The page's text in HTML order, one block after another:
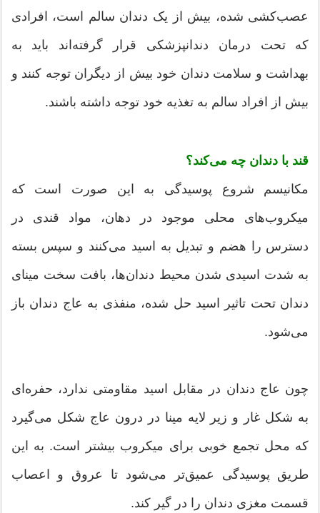
عصب‌کشی شده، بیش از یک دندان سالم است، افرادی
که تحت درمان دندانپزشکی قرار گرفته‌اند باید به
بهداشت و سلامت دندان خود بیش از دیگران توجه کنند و
بیش از افراد سالم به تغذیه خود توجه داشته باشند.
قند با دندان چه می‌کند؟
مکانیسم شروع پوسیدگی به این صورت است که
میکروب‌های محلی موجود در دهان، مواد قندی در
دسترس را هضم و تبدیل به اسید می‌کنند و سپس بسته
به شدت اسیدی شدن محیط دندان‌ها، بافت سخت مینای
دندان تحت تاثیر اسید حل شده، منفذی به عاج دندان باز
می‌شود.
چون عاج دندان در مقابل اسید مقاومتی ندارد، حفره‌ای
به شکل غار و زیر لایه مینا در درون عاج شکل می‌گیرد
که محل تجمع خوبی برای میکروب بیشتر است. به این
طریق پوسیدگی عمیق‌تر می‌شود تا عروق و اعصاب
قسمت مغزی دندان را در گیر کند.